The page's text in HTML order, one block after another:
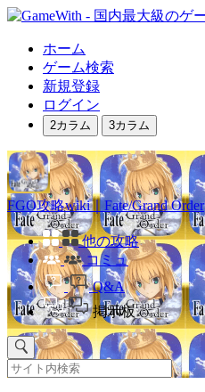
ホーム
ゲーム検索
新規登録
ログイン
2カラム 3カラム
FGO攻略wiki｜Fate/Grand Order
他の攻略
コミュ
Q&A
掲示板